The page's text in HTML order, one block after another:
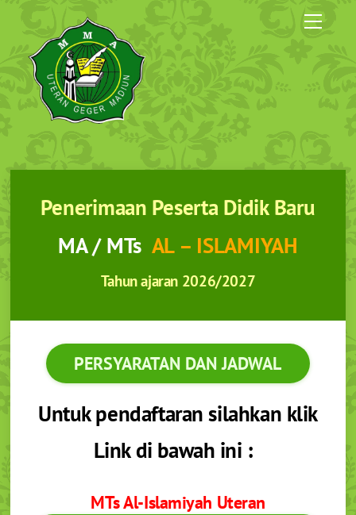
content
Menu
Penerimaan Peserta Didik Baru
MA / MTs AL – ISLAMIYAH
Tahun ajaran 2026/2027
PERSYARATAN DAN JADWAL
Untuk pendaftaran silahkan klik
Link di bawah ini :
MTs Al-Islamiyah Uteran